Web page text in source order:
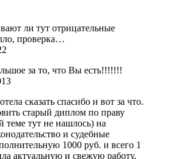
ли тут отрицательные
проверка…
за то, что Вы есть!!!!!!!
сказать спасибо и вот за что.
старый диплом по праву
теме тут не нашлось) на
и судебные
1000 руб. и всего 1
актуальную и свежую работу,